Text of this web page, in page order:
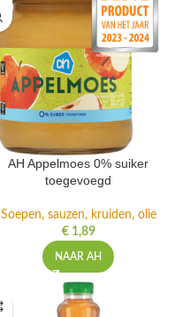
AH Appelmoes 0% suiker
toegevoegd
Soepen, sauzen, kruiden, olie
€1,89
NAAR AH